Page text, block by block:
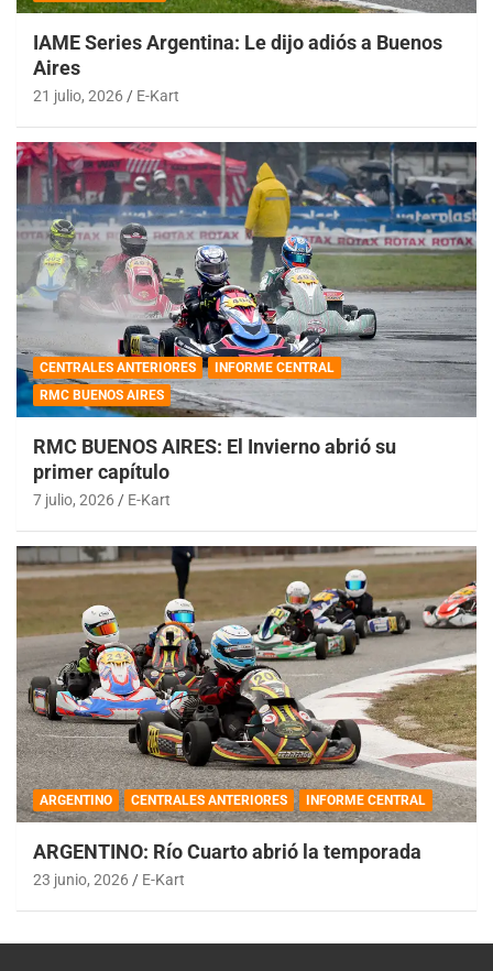
IAME Series Argentina: Le dijo adiós a Buenos
Aires
21 julio, 2026 E-Kart
CENTRALES ANTERIORES
INFORME CENTRAL
RMC BUENOS AIRES
RMC BUENOS AIRES: El Invierno abrió su
primer capítulo
7 julio, 2026 E-Kart
ARGENTINO CENTRALES ANTERIORES INFORME CENTRAL
ARGENTINO: Río Cuarto abrió la temporada
23 junio, 2026 E-Kart